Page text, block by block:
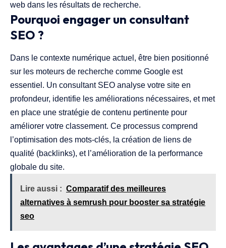
web dans les résultats de recherche.
Pourquoi engager un consultant
SEO ?
Dans le contexte numérique actuel, être bien positionné
sur les moteurs de recherche comme Google est
essentiel. Un consultant SEO analyse votre site en
profondeur, identifie les améliorations nécessaires, et met
en place une stratégie de contenu pertinente pour
améliorer votre classement. Ce processus comprend
l’optimisation des mots-clés, la création de liens de
qualité (backlinks), et l’amélioration de la performance
globale du site.
Lire aussi : Comparatif des meilleures
alternatives à semrush pour booster sa stratégie
seo